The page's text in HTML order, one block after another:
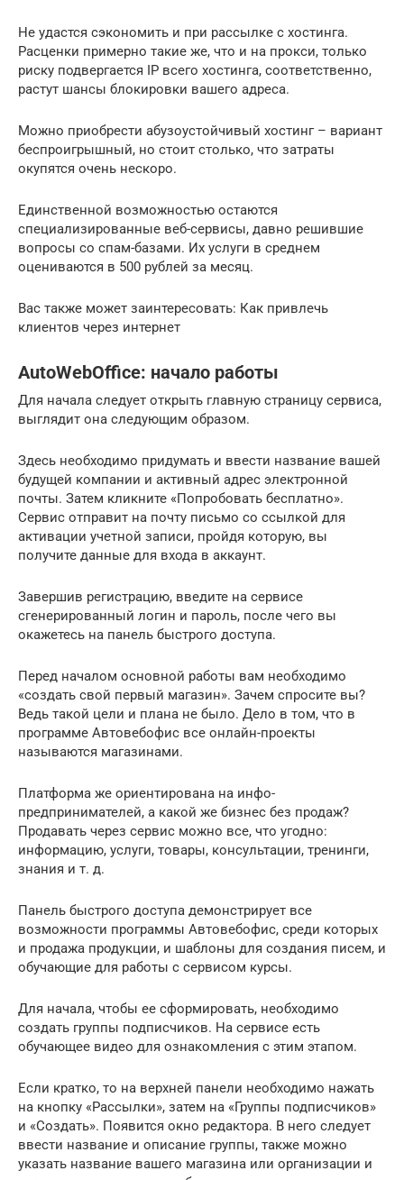
Не удастся сэкономить и при рассылке с хостинга.
Расценки примерно такие же, что и на прокси, только
риску подвергается IP всего хостинга, соответственно,
растут шансы блокировки вашего адреса.
Можно приобрести абузоустойчивый хостинг – вариант
беспроигрышный, но стоит столько, что затраты
окупятся очень нескоро.
Единственной возможностью остаются
специализированные веб-сервисы, давно решившие
вопросы со спам-базами. Их услуги в среднем
оцениваются в 500 рублей за месяц.
Вас также может заинтересовать: Как привлечь
клиентов через интернет
AutoWebOffice: начало работы
Для начала следует открыть главную страницу сервиса,
выглядит она следующим образом.
Здесь необходимо придумать и ввести название вашей
будущей компании и активный адрес электронной
почты. Затем кликните «Попробовать бесплатно».
Сервис отправит на почту письмо со ссылкой для
активации учетной записи, пройдя которую, вы
получите данные для входа в аккаунт.
Завершив регистрацию, введите на сервисе
сгенерированный логин и пароль, после чего вы
окажетесь на панель быстрого доступа.
Перед началом основной работы вам необходимо
«создать свой первый магазин». Зачем спросите вы?
Ведь такой цели и плана не было. Дело в том, что в
программе Автовебофис все онлайн-проекты
называются магазинами.
Платформа же ориентирована на инфо-
предпринимателей, а какой же бизнес без продаж?
Продавать через сервис можно все, что угодно:
информацию, услуги, товары, консультации, тренинги,
знания и т. д.
Панель быстрого доступа демонстрирует все
возможности программы Автовебофис, среди которых
и продажа продукции, и шаблоны для создания писем, и
обучающие для работы с сервисом курсы.
Для начала, чтобы ее сформировать, необходимо
создать группы подписчиков. На сервисе есть
обучающее видео для ознакомления с этим этапом.
Если кратко, то на верхней панели необходимо нажать
на кнопку «Рассылки», затем на «Группы подписчиков»
и «Создать». Появится окно редактора. В него следует
ввести название и описание группы, также можно
указать название вашего магазина или организации и